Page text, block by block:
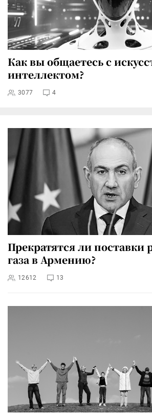
Как вы общаетесь с
интеллектом?
3077 4
Прекратятся ли поставки
газа в Армению?
12612 13